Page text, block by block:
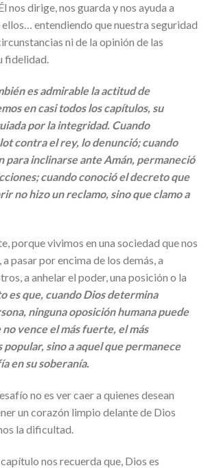
nos dirige, nos guarda y nos ayuda a
ellos… entendiendo que nuestra seguridad
ni de la opinión de las
fidelidad.
es admirable la actitud de
en casi todos los capítulos, su
por la integridad. Cuando
contra el rey, lo denunció; cuando
para inclinarse ante Amán, permaneció
cuando conoció el decreto que
no hizo un reclamo, sino que clamo a
porque vivimos en una sociedad que nos
pasar por encima de los demás, a
a anhelar el poder, una posición o la
es que, cuando Dios determina
ninguna oposición humana puede
vence el más fuerte, el más
sino a aquel que permanece
en su soberanía.
no es ver caer a quienes desean
un corazón limpio delante de Dios
la dificultad.
nos recuerda que, Dios es